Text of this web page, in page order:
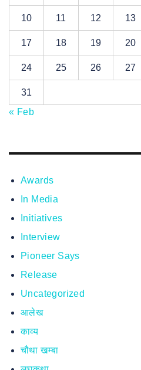
10 11 12 13
17 18 19 20
24 25 26 27
31
« Feb
Awards
In Media
Initiatives
Interview
Pioneer Says
Release
Uncategorized
आलेख
काव्य
चौथा खम्बा